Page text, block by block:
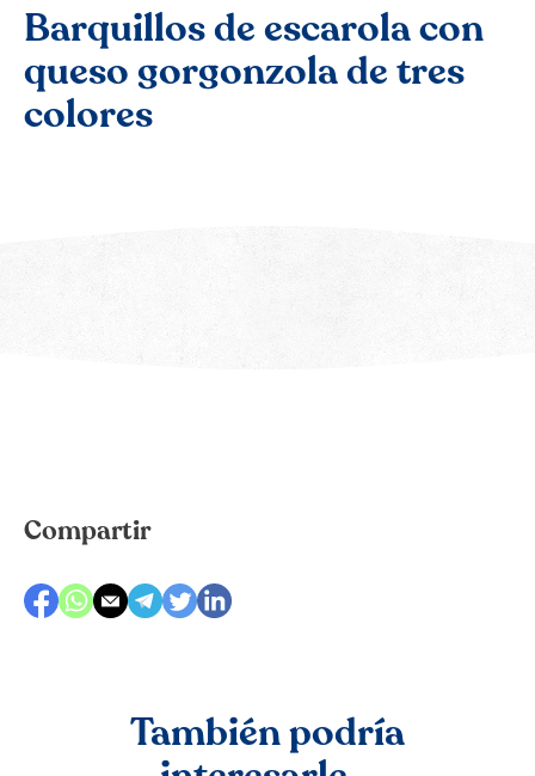
Barquillos de escarola con
queso gorgonzola de tres
colores
Compartir
También podría